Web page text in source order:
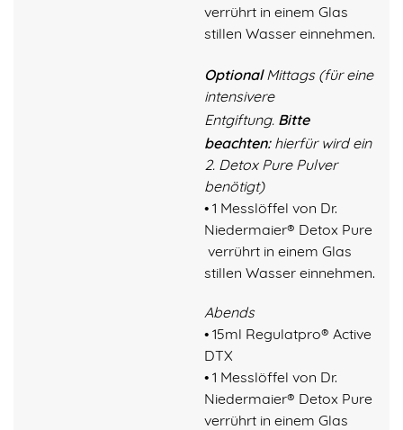
verrührt in einem Glas
stillen Wasser einnehmen.
OptionalMittags (für eine
intensivere
Entgiftung. Bitte
beachten:hierfür wird ein
2. Detox Pure Pulver
benötigt)
• 1 Messlöffel von Dr.
Niedermaier® Detox Pure
verrührt in einem Glas
stillen Wasser einnehmen.
Abends
• 15ml Regulatpro® Active
DTX
• 1 Messlöffel von Dr.
Niedermaier® Detox Pure
verrührt in einem Glas